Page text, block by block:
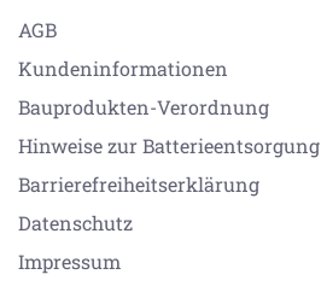
AGB
Kundeninformationen
Bauprodukten-Verordnung
Hinweise zur Batterieentsorgung
Barrierefreiheitserklärung
Datenschutz
Impressum